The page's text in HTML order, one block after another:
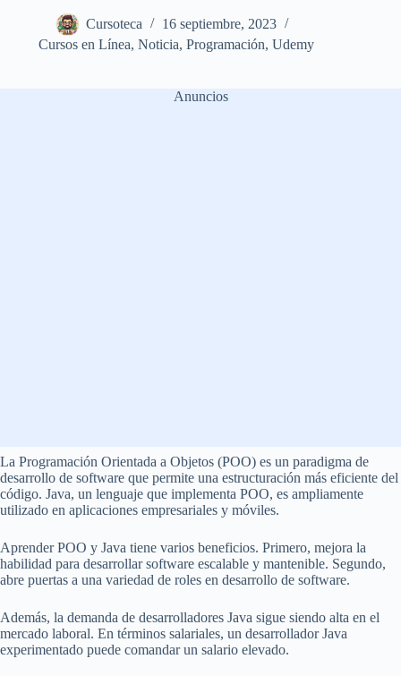
Cursoteca
16 septiembre, 2023
Cursos en Línea,Noticia,Programación,Udemy
Anuncios
La Programación Orientada a Objetos (POO) es un paradigma de
desarrollo de software que permite una estructuración más eficiente del
código. Java, un lenguaje que implementa POO, es ampliamente
utilizado en aplicaciones empresariales y móviles.
Aprender POO y Java tiene varios beneficios. Primero, mejora la
habilidad para desarrollar software escalable y mantenible. Segundo,
abre puertas a una variedad de roles en desarrollo de software.
Además, la demanda de desarrolladores Java sigue siendo alta en el
mercado laboral. En términos salariales, un desarrollador Java
experimentado puede comandar un salario elevado.